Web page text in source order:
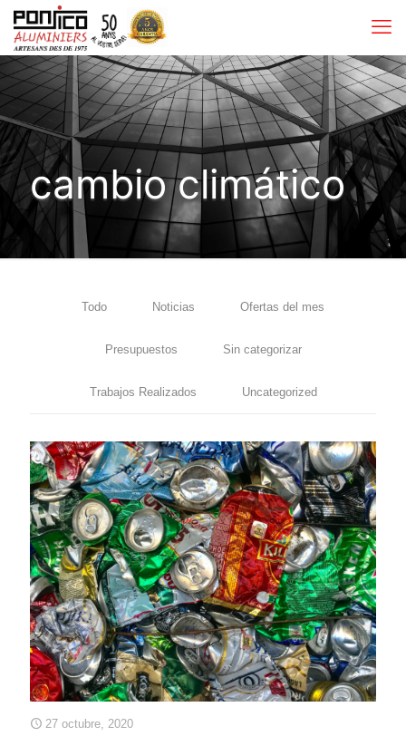
cambio climático
Todo Noticias Ofertas del mes
Presupuestos Sin categorizar
Trabajos Realizados Uncategorized
27 octubre, 2020